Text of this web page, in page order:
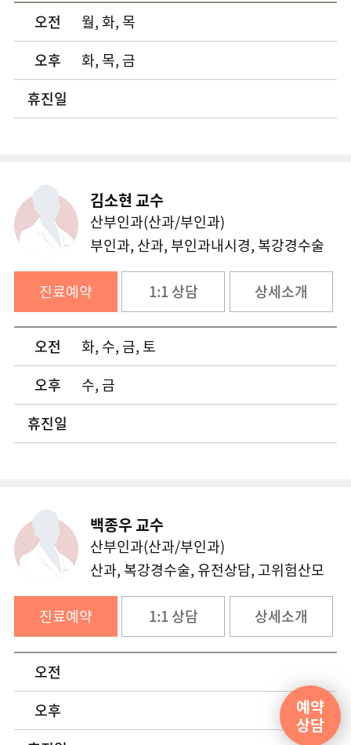
알레르기비염 클리닉
요로결석 클리닉
전립선 클리닉
공황장애 클리닉
임플란트 클리닉
장애친화산부인과
오전
월, 화, 목
오후
화, 목, 금
휴진일
김소현 교수
산부인과(산과/부인과)
부인과, 산과, 부인과내시경, 복강경수술
진료예약 1:1 상담 상세소개
오전
화, 수, 금, 토
오후
수, 금
휴진일
백종우 교수
산부인과(산과/부인과)
산과, 복강경수술, 유전상담, 고위험산모
진료예약 1:1 상담 상세소개
오전
오후
예약
상담